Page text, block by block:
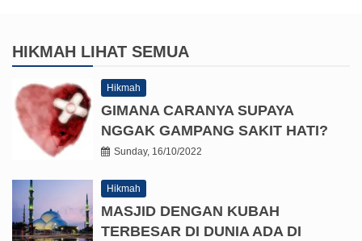
HIKMAH LIHAT SEMUA
Hikmah
GIMANA CARANYA SUPAYA
NGGAK GAMPANG SAKIT HATI?
Sunday, 16/10/2022
Hikmah
MASJID DENGAN KUBAH
TERBESAR DI DUNIA ADA DI